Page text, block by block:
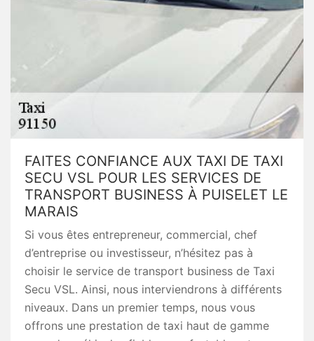
FAITES CONFIANCE AUX TAXI DE TAXI
SECU VSL POUR LES SERVICES DE
TRANSPORT BUSINESS À PUISELET LE
MARAIS
Si vous êtes entrepreneur, commercial, chef
d’entreprise ou investisseur, n’hésitez pas à
choisir le service de transport business de Taxi
Secu VSL. Ainsi, nous interviendrons à différents
niveaux. Dans un premier temps, nous vous
offrons une prestation de taxi haut de gamme